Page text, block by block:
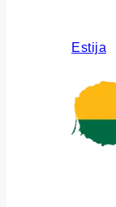
Estija